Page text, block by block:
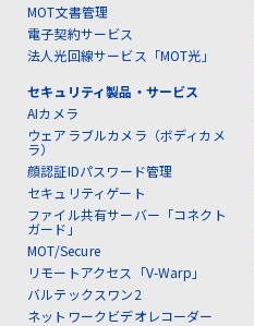
MOT文書管理
電子契約サービス
法人光回線サービス「MOT光」
セキュリティ製品・サービス
AIカメラ
ウェアラブルカメラ（ボディカメ
ラ）
顔認証IDパスワード管理
セキュリティゲート
ファイル共有サーバー「コネクト
ガード」
MOT/Secure
リモートアクセス「V-Warp」
バルテックスワン2
ネットワークビデオレコーダー